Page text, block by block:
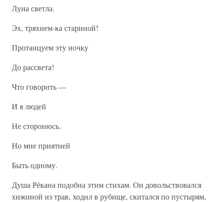
Луна светла.
Эх, тряхнем-ка стариной!
Протанцуем эту ночку
До рассвета!
Что говорить —
И я людей
Не сторонюсь.
Но мне приятней
Быть одному.
Душа Рёкана подобна этим стихам. Он довольствовался
хижиной из трав, ходил в рубище, скитался по пустырям,